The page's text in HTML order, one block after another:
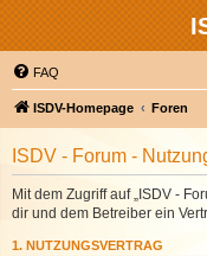
FAQ
ISDV-Homepage Foren
ISDV - Forum -
Mit dem Zugriff auf „ISDV -
dir und dem Betreiber ein
1. NUTZUNGSVERTRAG